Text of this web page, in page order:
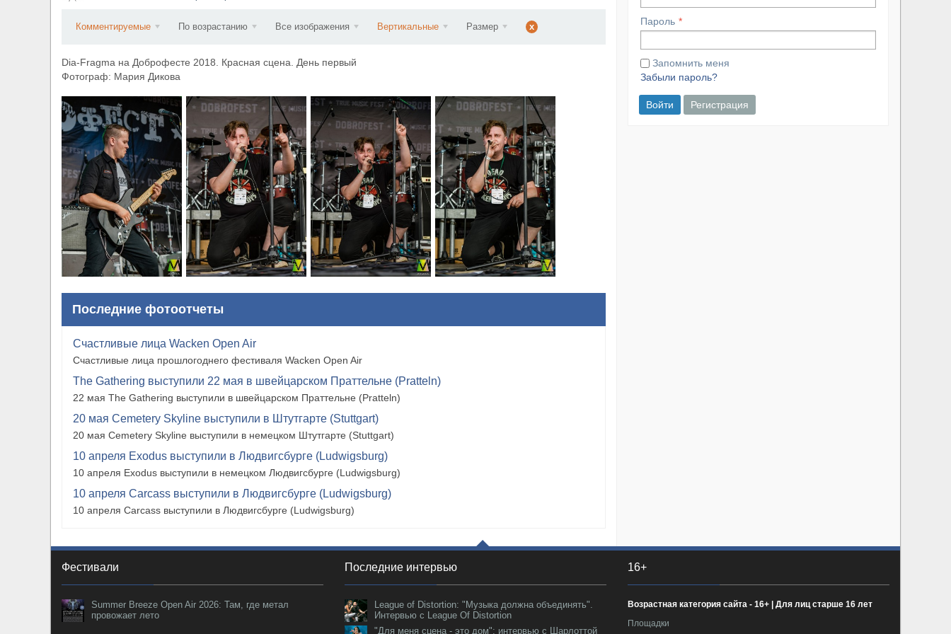
Комментируемые По возрастанию Все изображения Вертикальные Размер x
Dia-Fragma на Доброфесте 2018. Красная сцена. День первый
Фотограф: Мария Дикова
Последние фотоотчеты
Счастливые лица Wacken Open Air
Счастливые лица прошлогоднего фестиваля Wacken Open Air
The Gathering выступили 22 мая в швейцарском Праттельне (Pratteln)
22 мая The Gathering выступили в швейцарском Праттельне (Pratteln)
20 мая Cemetery Skyline выступили в Штутгарте (Stuttgart)
20 мая Cemetery Skyline выступили в немецком Штутгарте (Stuttgart)
10 апреля Exodus выступили в Людвигсбурге (Ludwigsburg)
10 апреля Exodus выступили в немецком Людвигсбурге (Ludwigsburg)
10 апреля Carcass выступили в Людвигсбурге (Ludwigsburg)
10 апреля Carcass выступили в Людвигсбурге (Ludwigsburg)
Пароль
Запомнить меня
Забыли пароль?
Войти Регистрация
Фестивали
Summer Breeze Open Air 2026: Там, где метал
провожает лето
Последние интервью
League of Distortion: "Музыка должна объединять".
Интервью с League Of Distortion
"Для меня сцена - это дом": интервью с Шарлоттой
16+
Возрастная категория сайта - 16+ | Для лиц старше 16 лет
Площадки